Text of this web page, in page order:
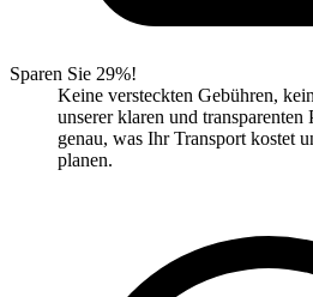
Sparen Sie 29%!
Keine versteckten Gebühren,
unserer klaren und transparenten
genau, was Ihr Transport kostet
planen.